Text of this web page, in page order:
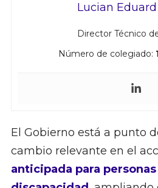
Lucian
Director Técnico
Número de colegiado:
El Gobierno está a punto
cambio relevante en el
anticipada para